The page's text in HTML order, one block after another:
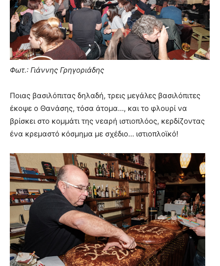
Φωτ.: Γιάννης Γρηγοριάδης
Ποιας βασιλόπιτας δηλαδή, τρεις μεγάλες βασιλόπιτες
έκοψε ο Θανάσης, τόσα άτομα…, και το φλουρί να
βρίσκει στο κομμάτι της νεαρή ιστιοπλόος, κερδίζοντας
ένα κρεμαστό κόσμημα με σχέδιο… ιστιοπλοϊκό!